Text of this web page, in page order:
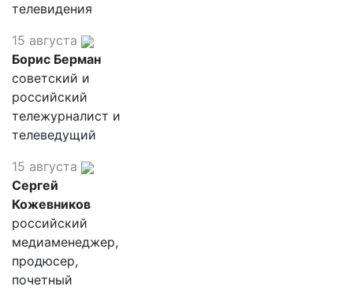
телевидения
15 августа
Борис Берман
советский и
российский
тележурналист и
телеведущий
15 августа
Сергей
Кожевников
российский
медиаменеджер,
продюсер,
почетный